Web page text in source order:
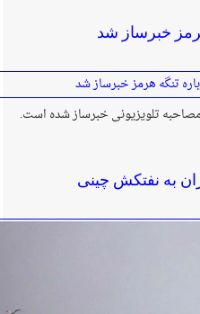
خبرساز شد
تلویزیونی خبرساز شده است.
به نفتکش چینی